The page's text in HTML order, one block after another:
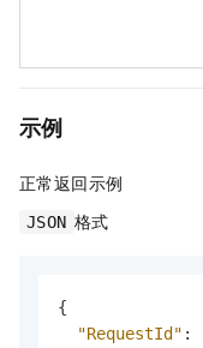
示例
正常返回示例
JSON 格式
{
"RequestId" :